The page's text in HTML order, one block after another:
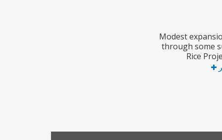
Modest
through some
Rice